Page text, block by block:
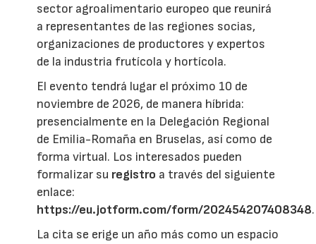
sector agroalimentario europeo que reunirá
a representantes de las regiones socias,
organizaciones de productores y expertos
de la industria frutícola y hortícola.
El evento tendrá lugar el próximo 10 de
noviembre de 2026, de manera híbrida:
presencialmente en la Delegación Regional
de Emilia-Romaña en Bruselas, así como de
forma virtual. Los interesados pueden
formalizar su registro a través del siguiente
enlace:
https://eu.jotform.com/form/202454207408348.
La cita se erige un año más como un espacio